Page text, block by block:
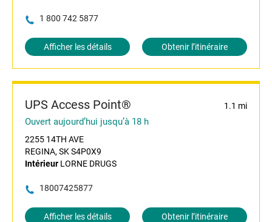
1 800 742 5877
Afficher les détails Obtenir l’itinéraire
UPS Access Point® 1.1 mi
Ouvert aujourd’hui jusqu’à 18 h
2255 14TH AVE
REGINA, SK S4P0X9
Intérieur LORNE DRUGS
18007425877
Afficher les détails Obtenir l’itinéraire